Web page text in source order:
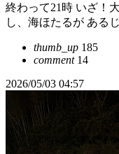
終わって21時 いざ！
し、海ほたるが ある
thumb_up 185
comment14
2026/05/03 04:57